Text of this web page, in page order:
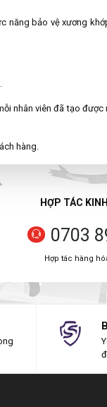
năng bảo vệ xương
nhân viên đã tạo được
hàng.
HỢP TÁC
0703
Hợp tác hàng